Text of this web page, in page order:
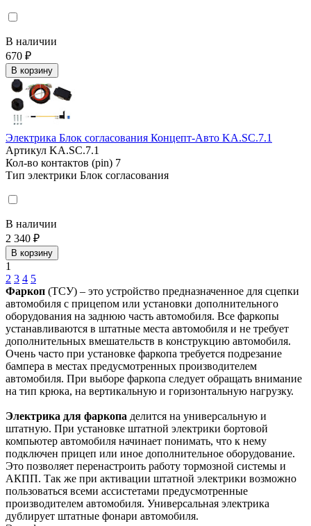
В наличии
670 ₽
В корзину
Электрика Блок согласования Концепт-Авто KA.SC.7.1
Артикул KA.SC.7.1
Кол-во контактов (pin) 7
Тип электрики Блок согласования
В наличии
2 340 ₽
В корзину
1
2 3 4 5
Фаркоп (ТСУ) – это устройство предназначенное для сцепки
автомобиля с прицепом или установки дополнительного
оборудования на заднюю часть автомобиля. Все фаркопы
устанавливаются в штатные места автомобиля и не требует
дополнительных вмешательств в конструкцию автомобиля.
Очень часто при установке фаркопа требуется подрезание
бампера в местах предусмотренных производителем
автомобиля. При выборе фаркопа следует обращать внимание
на тип крюка, на вертикальную и горизонтальную нагрузку.
Электрика для фаркопа делится на универсальную и
штатную. При установке штатной электрики бортовой
компьютер автомобиля начинает понимать, что к нему
подключен прицеп или иное дополнительное оборудование.
Это позволяет перенастроить работу тормозной системы и
АКПП. Так же при активации штатной электрики возможно
пользоваться всеми ассистетами предусмотренные
производителем автомобиля. Универсальная электрика
дублирует штатные фонари автомобиля.